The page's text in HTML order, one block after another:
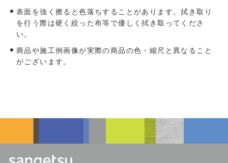
表面を強く擦ると色落ちすることがあります。拭き取り
を行う際は硬く絞った布等で優しく拭き取ってくださ
い。
商品や施工例画像が実際の商品の色・縮尺と異なること
がございます。